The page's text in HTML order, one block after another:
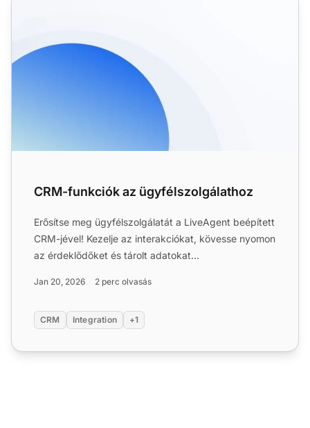
CRM-funkciók az ügyfélszolgálathoz
Erősítse meg ügyfélszolgálatát a LiveAgent beépített
CRM-jével! Kezelje az interakciókat, kövesse nyomon
az érdeklődőket és tárolt adatokat
Jan 20, 2026 2 perc olvasás
CRM Integration +1